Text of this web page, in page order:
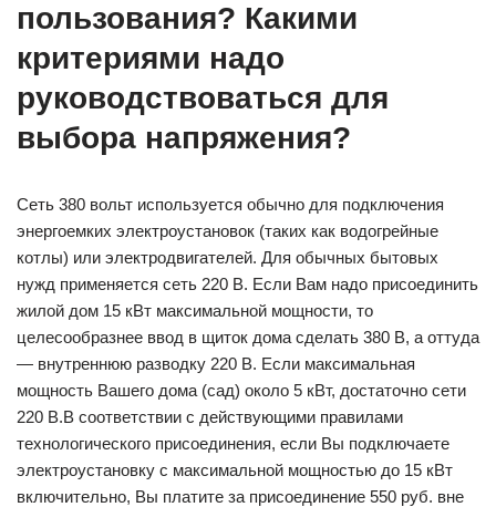
пользования? Какими
критериями надо
руководствоваться для
выбора напряжения?
Сеть 380 вольт используется обычно для подключения
энергоемких электроустановок (таких как водогрейные
котлы) или электродвигателей. Для обычных бытовых
нужд применяется сеть 220 В. Если Вам надо присоединить
жилой дом 15 кВт максимальной мощности, то
целесообразнее ввод в щиток дома сделать 380 В, а оттуда
— внутреннюю разводку 220 В. Если максимальная
мощность Вашего дома (сад) около 5 кВт, достаточно сети
220 В.В соответствии с действующими правилами
технологического присоединения, если Вы подключаете
электроустановку с максимальной мощностью до 15 кВт
включительно, Вы платите за присоединение 550 руб. вне